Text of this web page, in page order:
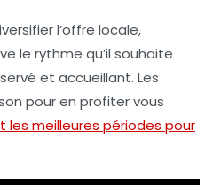
l’offre locale,
le rythme qu’il souhaite
et accueillant. Les
pour en profiter vous
les meilleures périodes pour